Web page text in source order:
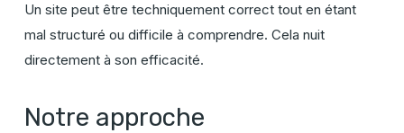
Un site peut être techniquement correct tout en étant
mal structuré ou difficile à comprendre. Cela nuit
directement à son efficacité.
Notre approche